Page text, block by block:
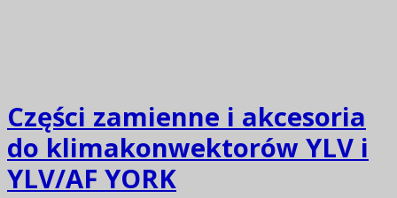
Części zamienne i akcesoria
do klimakonwektorów YLV i
YLV/AF YORK